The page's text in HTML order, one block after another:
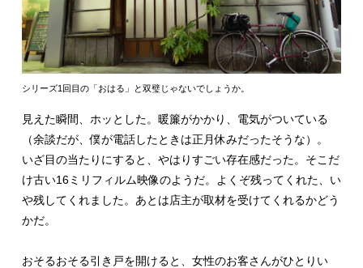
シリーズ1回目の「おはる」と双璧じゃないでしょうか。
見えた瞬間、ホッとした。暖簾がかかり、電気がついている
（余談だが、僕が電話したときは正月休みだったそうな）。
いざ目の当たりにすると、やはりすごい存在感だった。そこだ
け古い16ミリフィルム映像のようだ。よくぞ残ってくれた、い
や残してくれました。あとは店主が取材を受けてくれるかどう
かだ。
おそるおそる引き戸を開けると、女性のお客さんがひとりい